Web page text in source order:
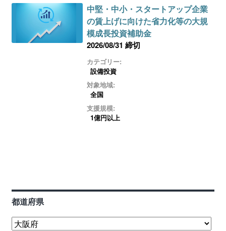
中堅・中小・スタートアップ企業
の賃上げに向けた省力化等の大規
模成長投資補助金
2026/08/31 締切
カテゴリー:
設備投資
対象地域:
全国
支援規模:
1億円以上
都道府県